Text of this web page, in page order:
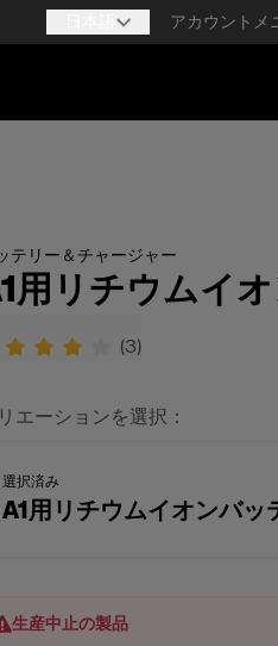
アカウントメ
テリー＆チャージャー
用リチウムイ
(3)
エーションを選択：
選択済み
A1用リチウムイオンバッ
生産中止の製品